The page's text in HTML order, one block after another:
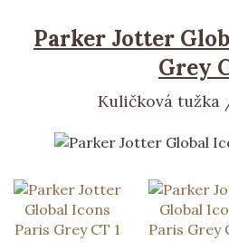
Parker Jotter
Grey
Kuličková